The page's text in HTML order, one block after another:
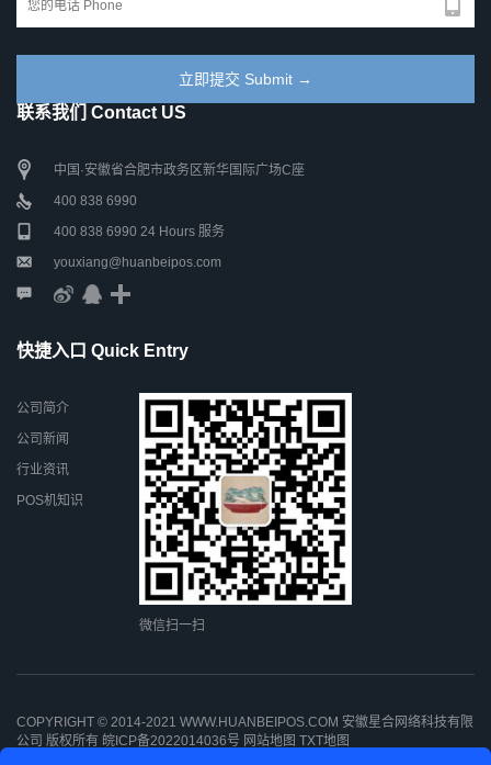
联系我们 Contact US
中国·安徽省合肥市政务区新华国际广场C座
400 838 6990
400 838 6990 24 Hours 服务
youxiang@huanbeipos.com
快捷入口 Quick Entry
公司简介
公司新闻
行业资讯
POS机知识
微信扫一扫
COPYRIGHT © 2014-2021 WWW.HUANBEIPOS.COM 安徽星合网络科技有限
公司 版权所有 皖ICP备2022014036号 网站地图 TXT地图